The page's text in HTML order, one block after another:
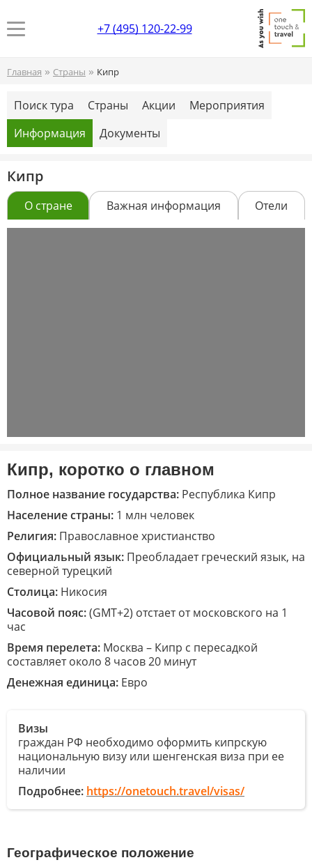
+7 (495) 120-22-99
Главная » Страны » Кипр
Поиск тура Страны Акции
Мероприятия
Информация
Документы
Кипр
О стране Важная информация Отели
Кипр, коротко о главном
Полное название государства: Республика Кипр
Население страны: 1 млн человек
Религия: Православное христианство
Официальный язык: Преобладает греческий язык, на
северной турецкий
Столица: Никосия
Часовой пояс:(GMT+2) отстает от московского на 1
час
Время перелета: Москва – Кипр с пересадкой
составляет около 8 часов 20 минут
Денежная единица: Евро
Визы
граждан РФ необходимо оформить кипрскую
национальную визу или шенгенская виза при ее
наличии
Подробнее: https://onetouch.travel/visas/
Географическое положение